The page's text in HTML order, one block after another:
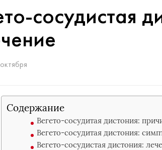
сосудистая
Содержание
Вегето-сосудитая дистония:
Вегето-сосудитая дистония:
Вегето-сосудистая дистония: